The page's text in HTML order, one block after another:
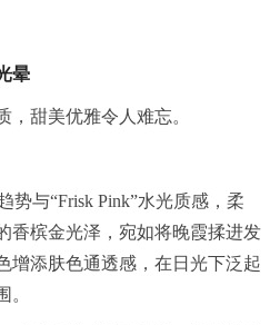
晕
甜美优雅令人难忘。
势与“Frisk Pink”水光质感，柔
香槟金光泽，宛如将晚霞揉进发
增添肤色通透感，在日光下泛起
。